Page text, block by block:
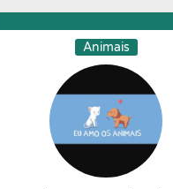
Animais